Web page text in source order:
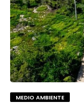
MEDIO AMBIENTE